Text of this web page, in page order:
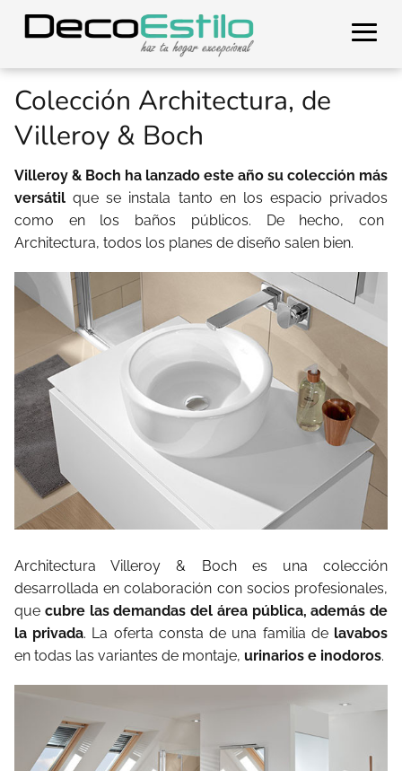
Colección Architectura, de
Villeroy & Boch
Villeroy & Boch ha lanzado este año su colección más
versátil que se instala tanto en los espacio privados
como en los baños públicos. De hecho, con
Architectura, todos los planes de diseño salen bien.
Architectura Villeroy & Boch es una colección
desarrollada en colaboración con socios profesionales,
que cubre las demandas del área pública, además de
la privada. La oferta consta de una familia de lavabos
en todas las variantes de montaje, urinarios e inodoros.